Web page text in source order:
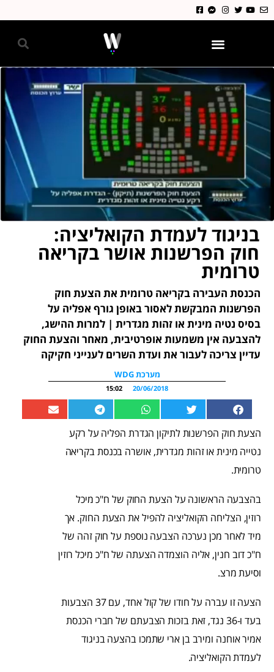
בניגוד לעמדת הקואליציה:
חוק הפרשנות אושר בקריאה
טרומית
הכנסת העבירה בקריאה טרומית את הצעת חוק
הפרשנות המבקשת לאסור באופן גורף אפליה על
בסיס נטיה מינית או זהות מגדרית | למרות ההישג,
להצבעה אין משמעות אופרטיבית, מאחר והצעת החוק
עדיין צריכה לעבור את ועדת השרים לענייני חקיקה
מערכת WDG
20/06/2018
15:02
הצעת חוק הפרשנות לתיקון הגדרת הפליה על רקע
נטייה מינית או זהות מגדרית, אושרה בכנסת בקריאה
טרומית.
בהצבעה הראשונה על הצעת החוק של ח"כ מיכל
רוזין, הצליחה הקואליציה להפיל את הצעת החוק. אך
מיד לאחר מכן נערכה הצבעה נוספת על חוק זהה של
ח"כ דוב חנין, אליה הוצמדה הצעתה של ח"כ מיכל רוזין
וסיעת מרצ.
הצעה זו עברה על חודו של קול אחד, עם 37 הצבעות
בעד ו-36 נגד, זאת בזכות הצבעתם של חברי הכנסת
אמיר אוחנה ומירב בן ארי שתמכו בהצעה בניגוד
לעמדת הקואליציה.